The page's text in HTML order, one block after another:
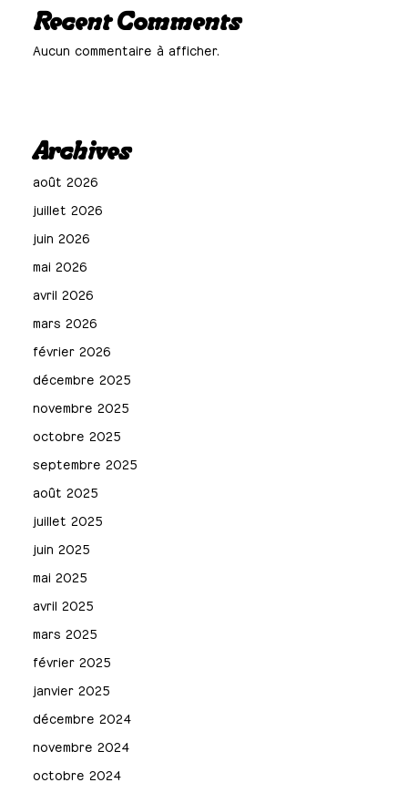
Recent Comments
Aucun commentaire à afficher.
Archives
août 2026
juillet 2026
juin 2026
mai 2026
avril 2026
mars 2026
février 2026
décembre 2025
novembre 2025
octobre 2025
septembre 2025
août 2025
juillet 2025
juin 2025
mai 2025
avril 2025
mars 2025
février 2025
janvier 2025
décembre 2024
novembre 2024
octobre 2024